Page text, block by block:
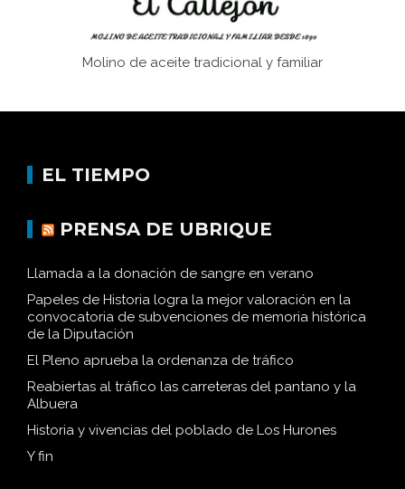
Molino de aceite tradicional y familiar
EL TIEMPO
PRENSA DE UBRIQUE
Llamada a la donación de sangre en verano
Papeles de Historia logra la mejor valoración en la
convocatoria de subvenciones de memoria histórica
de la Diputación
El Pleno aprueba la ordenanza de tráfico
Reabiertas al tráfico las carreteras del pantano y la
Albuera
Historia y vivencias del poblado de Los Hurones
Y fin